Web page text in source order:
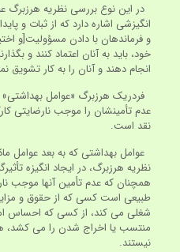
در این نوع بررسی نظریه هرزبرگ
انگیزشی اشاره دارد که از ثبات و
و فرماندهان با دادن مسؤولیت[و
خود، باید به آنان اعتماد کنند و
انجام دهند و آنان را به کار تشویق
فردریک هرزبرگ «عوامل بهداشتی»
عدم تأمینشان را موجب نارضایتی
نقد است.
عوامل بهداشتی که به بعد عوامل
نظریه هرزبرگ، در ایجاد انگیزه
همچنان که عدم تأمین آنها موجب
طبیعی است کسی که از حقوق و
شغلی می کند، از کسی که احساس
منتسب یا اخراج شدن را می کشد،
نیستند.